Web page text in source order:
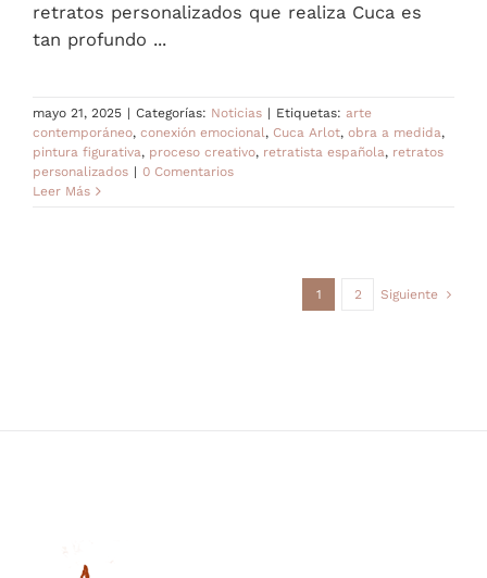
retratos personalizados que realiza Cuca es
tan profundo ...
mayo 21, 2025 | Categorías: Noticias | Etiquetas: arte
contemporáneo, conexión emocional , Cuca Arlot, obra a medida,
pintura figurativa, proceso creativo, retratista española, retratos
personalizados | 0 Comentarios
Leer Más
1 2 Siguiente